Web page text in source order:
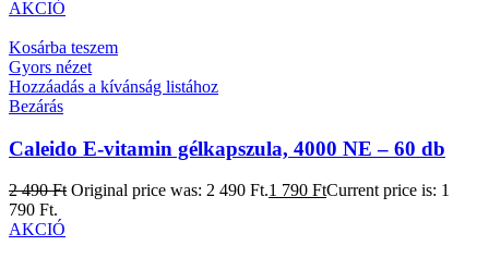
AKCIÓ
Kosárba teszem
Gyors nézet
Hozzáadás a kívánság listához
Bezárás
Caleido E-vitamin gélkapszula, 4000 NE – 60 db
2 490Ft Original price was: 2 490 Ft.1 790 FtCurrent price is: 1
790 Ft.
AKCIÓ